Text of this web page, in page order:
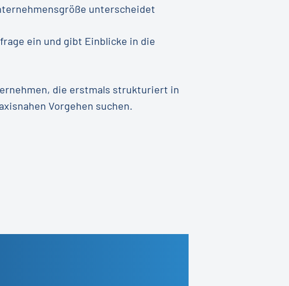
unterscheidet
ein und gibt Einblicke in die
die erstmals strukturiert in
Vorgehen suchen.